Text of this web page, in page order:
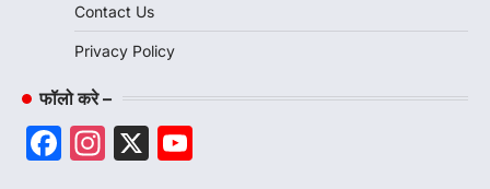
Contact Us
Privacy Policy
फॉलो करे –
Facebook
Instagram
X